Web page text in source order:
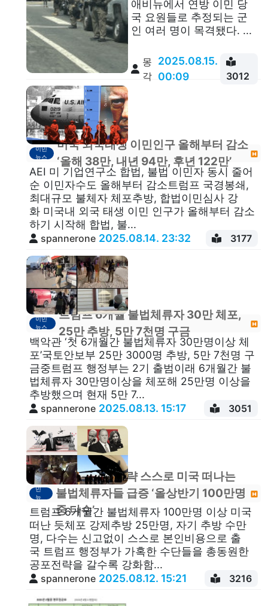
애비뉴에서 연방 이민 당
국 요원들로 추정되는 군
인 여러 명이 목격됐다. ...
몽
각
2025.08.15.
00:09
3012
이민
뉴스
미국 외국태생 이민인구 올해부터 감소
‘올해 38만, 내년 94만, 후년 122만’
AEI 미 기업연구소 합법, 불법 이민자 동시 줄어
순 이민자수도 올해부터 감소트럼프 국경봉쇄,
최대규모 불체자 체포추방, 합법이민심사 강
화 미국내 외국 태생 이민 인구가 올해부터 감소
하기 시작해 합법, 불...
spannerone 2025.08.14. 23:32 3177
이민
뉴스
트럼프 6개월 불법체류자 30만 체포,
25만 추방, 5만 7천명 구금
백악관 ‘첫 6개월간 불법체류자 30만명이상 체
포’국토안보부 25만 3000명 추방, 5만 7천명 구
금중트럼프 행정부는 2기 출범이래 6개월간 불
법체류자 30만명이상을 체포해 25만명 이상을
추방했으며 현재 5만 7...
spannerone 2025.08.13. 15:17 3051
이
민
뉴
트럼프 공포전략 스스로 미국 떠나는
불법체류자들 급증 ‘올상반기 100만명
중 다수’
트럼프 6개월간 불법체류자 100만명 이상 미국
떠난 듯체포 강제추방 25만명, 자기 추방 수만
명, 다수는 신고없이 스스로 본인비용으로 출
국 트럼프 행정부가 가혹한 수단들을 총동원한
공포전략을 갈수록 강화함...
spannerone 2025.08.12. 15:21 3216